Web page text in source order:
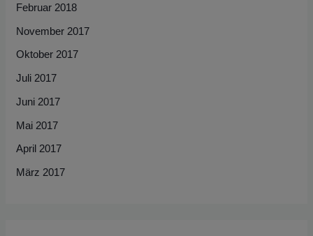
Februar 2018
November 2017
Oktober 2017
Juli 2017
Juni 2017
Mai 2017
April 2017
März 2017